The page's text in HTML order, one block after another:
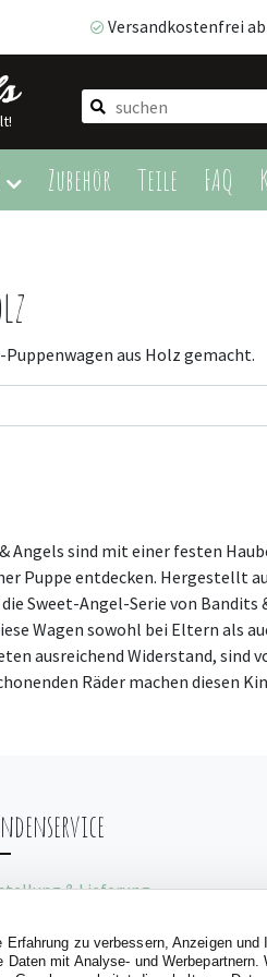
Versandkostenfrei ab
Zubehör Teile FAQ
Versandkostenfrei ab
aus Holz gemacht.
Angels sind mit einer festen
Puppe entdecken. Hergestellt
Sweet-Angel-Serie von
Wagen sowohl bei Eltern als
ausreichend Widerstand,
Räder machen diesen
& Lieferung
Erfahrung zu verbessern, Anzeigen
Daten mit Analyse- und